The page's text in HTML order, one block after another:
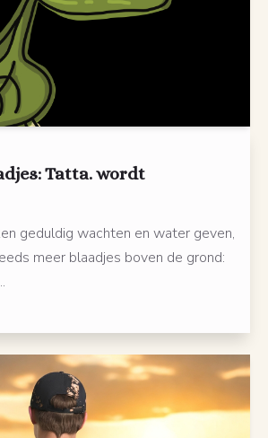
Tatta. wordt
geduldig wachten en water geven,
meer blaadjes boven de grond: